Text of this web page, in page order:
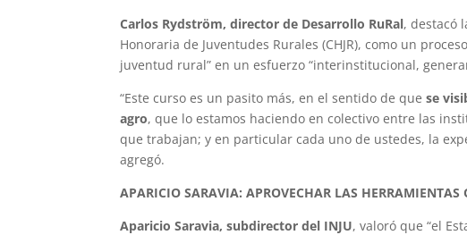
Carlos Rydström, director de Desarrollo RuRal, destacó
Honoraria de Juventudes Rurales (CHJR), como un
juventud rural” en un esfuerzo “interinstitucional,
“Este curso es un pasito más, en el sentido de quese
agro, que lo estamos haciendo en colectivo entre las
que trabajan; y en particular cada uno de ustedes, la
agregó.
APARICIO SARAVIA: APROVECHAR LAS HERRAMIENTAS
Aparicio Saravia, subdirector del INJU, valoró que “el